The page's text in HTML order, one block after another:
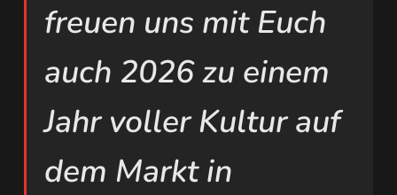
freuen uns mit Euch
auch 2026 zu einem
Jahr voller Kultur auf
dem Markt in